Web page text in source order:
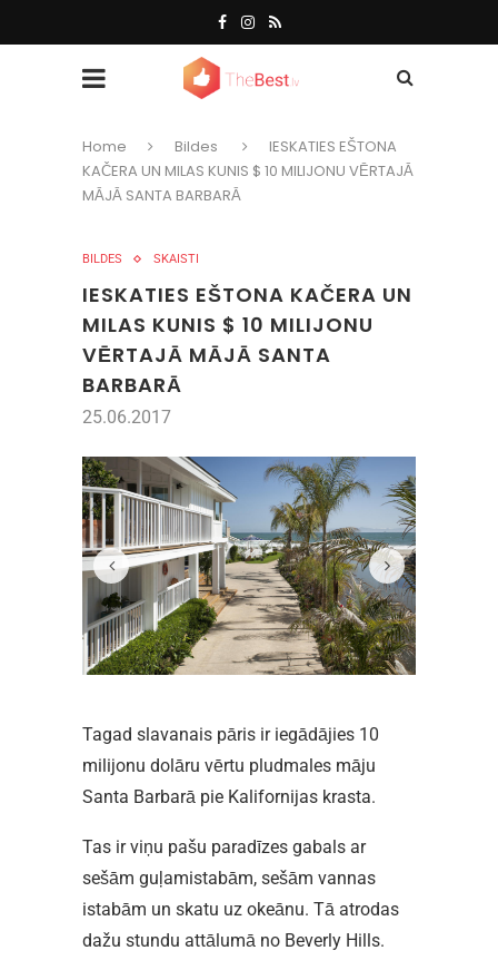
Home Bildes
IESKATIES EŠTONA
KAČERA UN MILAS KUNIS $ 10 MILIJONU VĒRTAJĀ
MĀJĀ SANTA BARBARĀ
BILDES SKAISTI
IESKATIES EŠTONA KAČERA UN
MILAS KUNIS $ 10 MILIJONU
VĒRTAJĀ MĀJĀ SANTA
BARBARĀ
25.06.2017
Tagad slavanais pāris ir iegādājies 10
milijonu dolāru vērtu pludmales māju
Santa Barbarā pie Kalifornijas krasta.
Tas ir viņu pašu paradīzes gabals ar
sešām guļamistabām, sešām vannas
istabām un skatu uz okeānu. Tā atrodas
dažu stundu attālumā no Beverly Hills.